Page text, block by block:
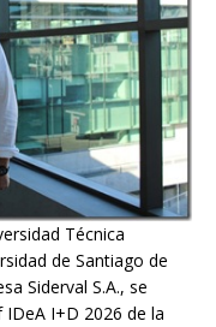
Técnica
de Santiago de
Siderval S.A., se
I+D 2026 de la